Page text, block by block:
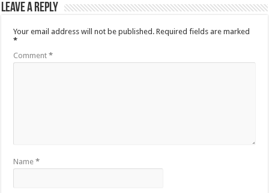
Leave a Reply
Your email address will not be published. Required fields are marked
*
Comment*
Name*